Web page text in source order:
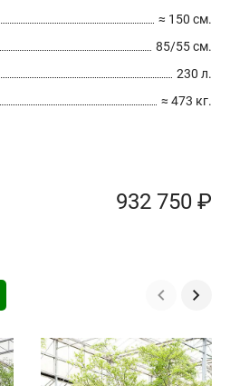
≈ 150 см.
85/55 см.
230 л.
≈ 473 кг.
932 750 ₽